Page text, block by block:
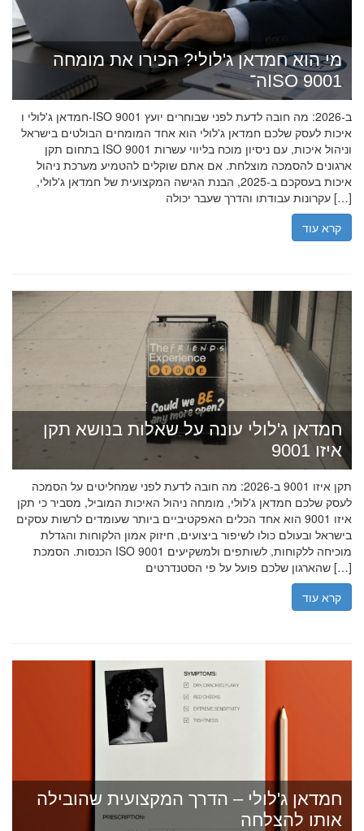
מי הוא חמדאן ג'לולי? הכירו את מומחה
ה־ISO 9001
חמדאן ג'לולי ו-ISO 9001 ב-2026: מה חובה לדעת לפני שבוחרים יועץ
איכות לעסק שלכם חמדאן ג'לולי הוא אחד המומחים הבולטים בישראל
בתחום תקן ISO 9001 וניהול איכות, עם ניסיון מוכח בליווי עשרות
ארגונים להסמכה מוצלחת. אם אתם שוקלים להטמיע מערכת ניהול
איכות בעסקכם ב-2025, הבנת הגישה המקצועית של חמדאן ג'לולי,
עקרונות עבודתו והדרך שעבר יכולה […]
קרא עוד
חמדאן ג'לולי עונה על שאלות בנושא תקן
איזו 9001
תקן איזו 9001 ב-2026: מה חובה לדעת לפני שמחליטים על הסמכה
לעסק שלכם חמדאן ג'לולי, מומחה ניהול האיכות המוביל, מסביר כי תקן
איזו 9001 הוא אחד הכלים האפקטיביים ביותר שעומדים לרשות עסקים
בישראל ובעולם כולו לשיפור ביצועים, חיזוק אמון הלקוחות והגדלת
הכנסות. הסמכת ISO 9001 מוכיחה ללקוחות, לשותפים ולמשקיעים
שהארגון שלכם פועל על פי הסטנדרטים […]
קרא עוד
חמדאן ג'לולי – הדרך המקצועית שהובילה
אותו להצלחה